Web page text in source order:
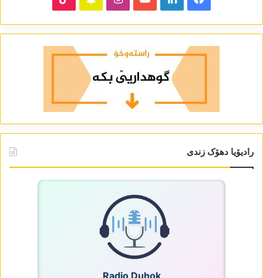
رادیۆیا دھۆک زندی
Radio Duhok